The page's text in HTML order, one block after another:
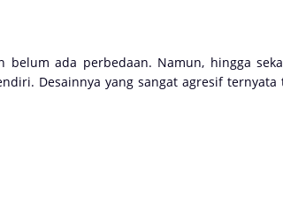
belum ada perbedaan. Namun, hingga
Desainnya yang sangat agresif ternyata